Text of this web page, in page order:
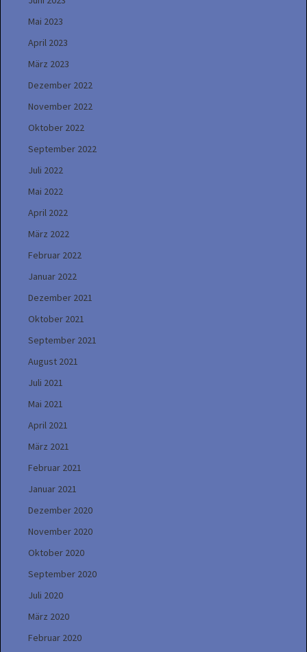
Mai 2023
April 2023
März 2023
Dezember 2022
November 2022
Oktober 2022
September 2022
Juli 2022
Mai 2022
April 2022
März 2022
Februar 2022
Januar 2022
Dezember 2021
Oktober 2021
September 2021
August 2021
Juli 2021
Mai 2021
April 2021
März 2021
Februar 2021
Januar 2021
Dezember 2020
November 2020
Oktober 2020
September 2020
Juli 2020
März 2020
Februar 2020